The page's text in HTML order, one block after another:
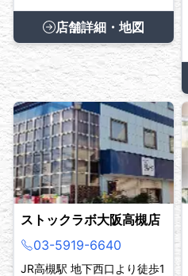
店舗詳細・地図
ストックラボ大阪高槻店
03-5919-6640
JR高槻駅 地下西口より徒歩1